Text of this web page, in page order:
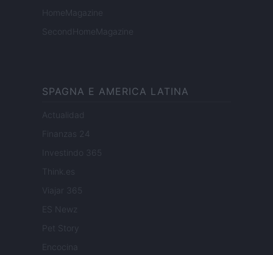
HomeMagazine
SecondHomeMagazine
SPAGNA E AMERICA LATINA
Actualidad
Finanzas 24
Investindo 365
Think.es
Viajar 365
ES Newz
Pet Story
Encocina